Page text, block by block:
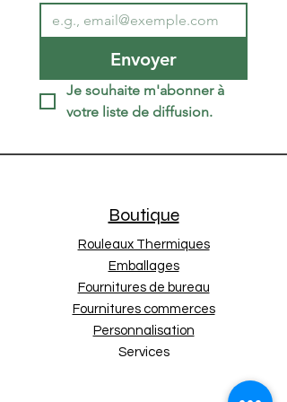
Cartouche d'encre
130ml
Envoyer
Je souhaite m'abonner à
votre liste de diffusion.
Boutique
Rouleaux Thermiques
Emballages
Fournitures de bureau
Fournitures commerces
Personnalisation
Services